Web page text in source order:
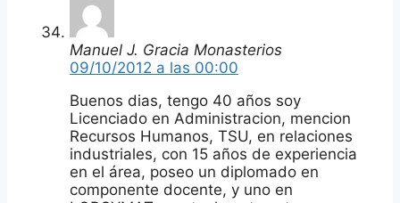
Manuel J. Gracia Monasterios
09/10/2012 a las 00:00
Buenos dias, tengo 40 años soy
Licenciado en Administracion, mencion
Recursos Humanos, TSU, en relaciones
industriales, con 15 años de experiencia
en el área, poseo un diplomado en
componente docente, y uno en